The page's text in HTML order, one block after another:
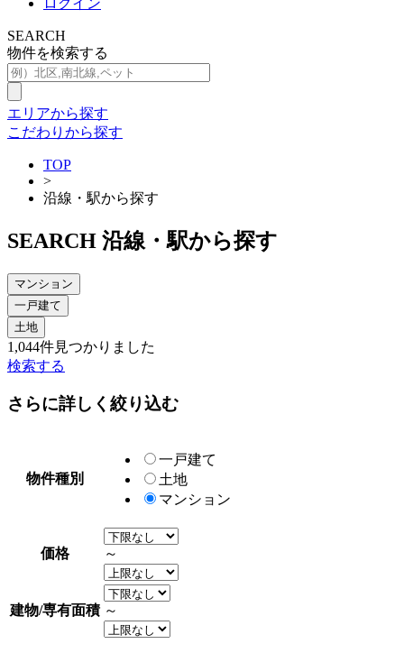
SEARCH
物件を検索する
エリアから探す
こだわりから探す
TOP
>
沿線・駅から探す
SEARCH 沿線・駅から探す
マンション
一戸建て
土地
1,044件見つかりました
検索する
さらに詳しく絞り込む
物件種別
一戸建て
土地
マンション
価格 ～
建物/専有面積 ～